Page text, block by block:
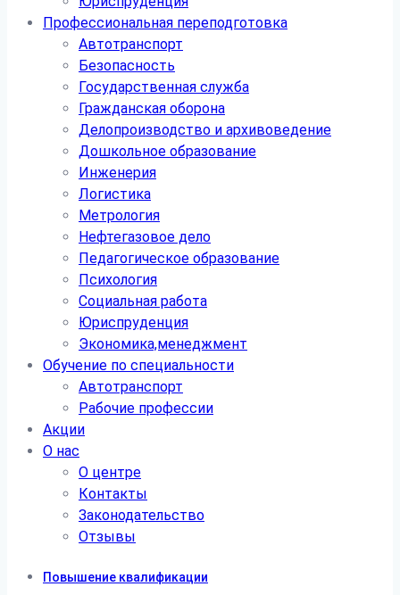
Профессиональная переподготовка
Автотранспорт
Безопасность
Государственная служба
Гражданская оборона
Делопроизводство и архивоведение
Дошкольное образование
Инженерия
Логистика
Метрология
Нефтегазовое дело
Педагогическое образование
Психология
Социальная работа
Юриспруденция
Экономика,менеджмент
Обучение по специальности
Автотранспорт
Рабочие профессии
Акции
О нас
О центре
Контакты
Законодательство
Отзывы
Повышение квалификации